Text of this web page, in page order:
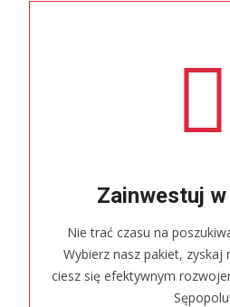
Zainwestuj
Nie trać czasu na
Wybierz nasz pakiet,
ciesz się efektywnym
Sępopolu!